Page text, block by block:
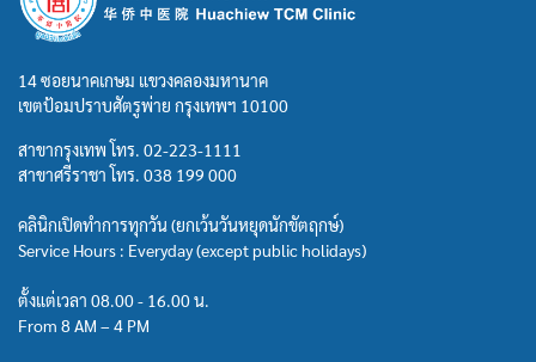
14 ซอยนาคเกษม แขวงคลองมหานาค
เขตป้อมปราบศัตรูพ่าย กรุงเทพฯ 10100
สาขากรุงเทพ โทร. 02-223-1111
สาขาศรีราชา โทร. 038 199 000
คลินิกเปิดทำการทุกวัน (ยกเว้นวันหยุดนักขัตฤกษ์)
Service Hours : Everyday (except public holidays)
ตั้งแต่เวลา 08.00 - 16.00 น.
From 8 AM – 4 PM